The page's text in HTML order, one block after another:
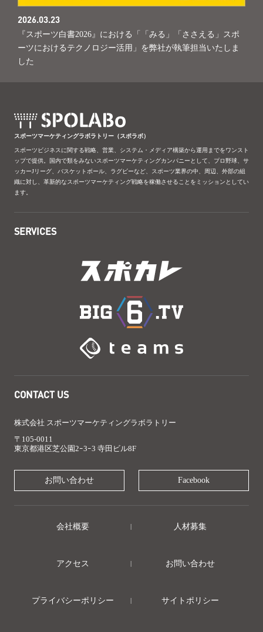
2026.03.23
『スポーツ白書2026』における「「みる」「ささえる」スポ
ーツにおけるテクノロジー活用」を弊社が執筆担当いたしま
した
スポーツマーケティングラボラトリー（スポラボ）
スポーツビジネスに関する戦略、営業、システム・メディア構築から運用までをワンスト
ップで提供。国内で類をみないスポーツマーケティングカンパニーとして、プロ野球、サ
ッカーJリーグ、バスケットボール、ラグビーなど、スポーツ業界の中、周辺、外部の組
織に対し、革新的なスポーツマーケティング戦略を稼働させることをミッションとしてい
ます。
SERVICES
CONTACT US
株式会社 スポーツマーケティングラボラトリー
〒105-0011
東京都港区芝公園2ｰ3ｰ3 寺田ビル8F
お問い合わせ Facebook
会社概要 人材募集
アクセス お問い合わせ
プライバシーポリシー サイトポリシー